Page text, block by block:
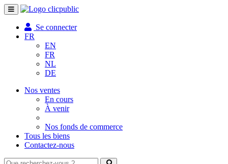
Toggle
navigation
Se connecter
FR
EN
FR
NL
DE
Nos ventes
En cours
À venir
Nos fonds de commerce
Tous les biens
Contactez-nous
Que